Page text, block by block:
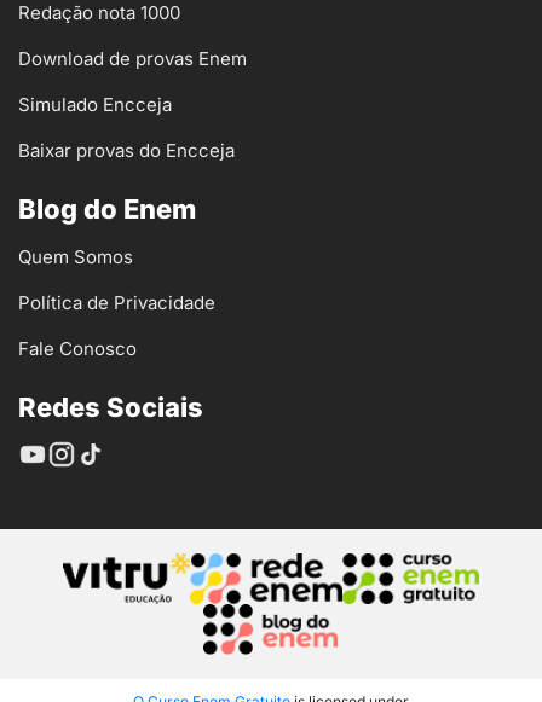
Redação nota 1000
Download de provas Enem
Simulado Encceja
Baixar provas do Encceja
Blog do Enem
Quem Somos
Política de Privacidade
Fale Conosco
Redes Sociais